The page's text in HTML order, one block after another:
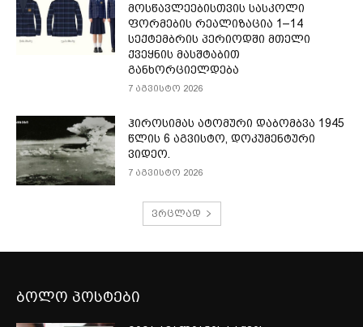
მოსწავლეებისთვის სასკოლი
ფორმების რეალიზაცია 1–14
სექტემბრის პერიოდში მთელი
ქვეყნის მასშტაბით
განხორციელდება
7 აგვისტო 2026
ჰიროსიმას ატომური დაბომბვა 1945
წლის 6 აგვისტო, დოკუმენტური
ვიდეო.
7 აგვისტო 2026
ვრცლად
ბოლო პოსტები